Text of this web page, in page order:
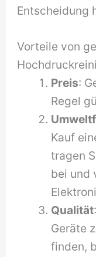
Entscheidung
Vorteile von
Preis:
Regel
Kauf
tragen
bei und
Qualität
Geräte
finden,